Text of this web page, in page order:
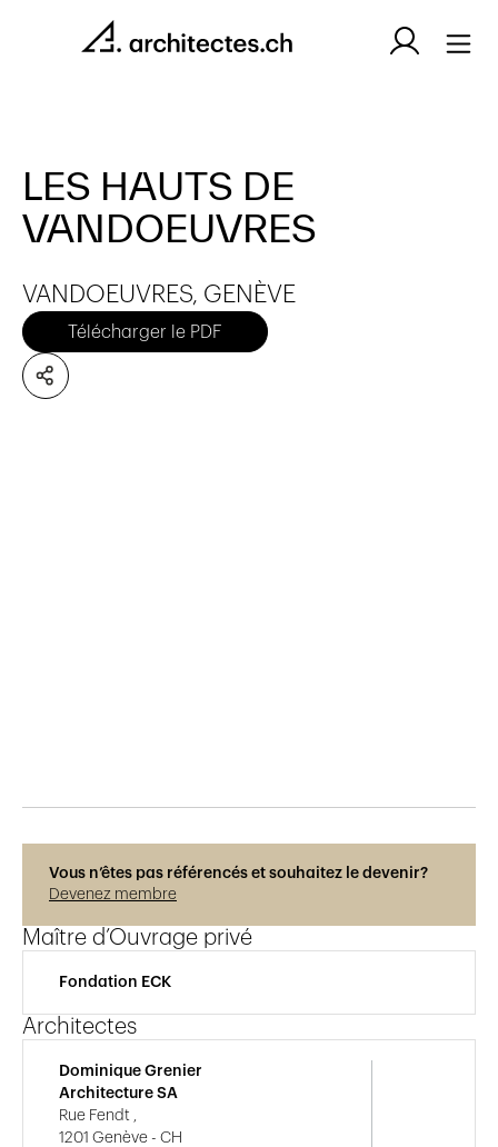
LES HAUTS DE
VANDOEUVRES
VANDOEUVRES, GENÈVE
Télécharger le PDF
Vous n’êtes pas référencés et souhaitez le devenir?
Devenez membre
Maître d’Ouvrage privé
Fondation ECK
Architectes
Dominique Grenier
Architecture SA
Rue Fendt ,
1201 Genève - CH